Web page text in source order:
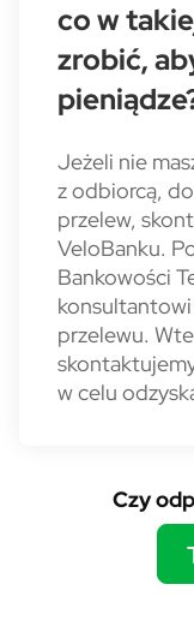
co w
zrobić,
Jeżeli nie
z odbiorcą,
przelew,
VeloBanku.
Bankowości
konsultantowi
przelewu.
w celu
Czy